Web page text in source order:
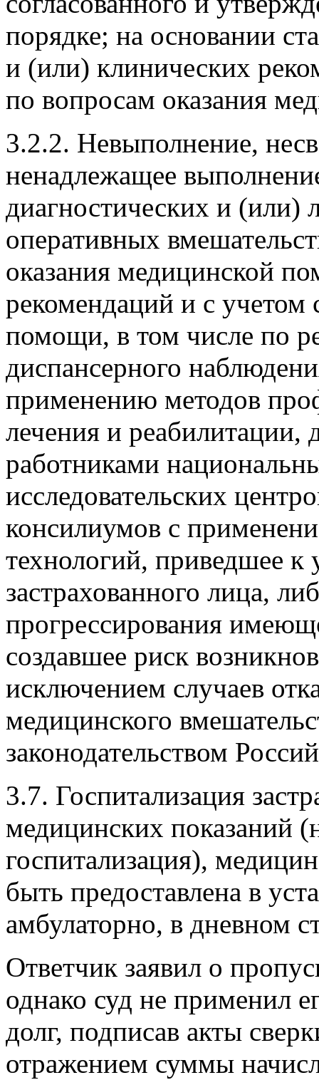
порядке; на основании
и (или) клинических
по вопросам оказания
3.2.2. Невыполнение,
ненадлежащее
диагностических и (или)
оперативных
оказания медицинской
рекомендаций и с учетом
помощи, в том числе по
диспансерного
применению методов
лечения и
работниками
исследовательских
консилиумов с
технологий, приведшее к
застрахованного лица,
прогрессирования
создавшее риск
исключением случаев
медицинского
законодательством
3.7. Госпитализация
медицинских показаний
госпитализация),
быть предоставлена в
амбулаторно, в дневном
Ответчик заявил о
однако суд не применил
долг, подписав акты
отражением суммы